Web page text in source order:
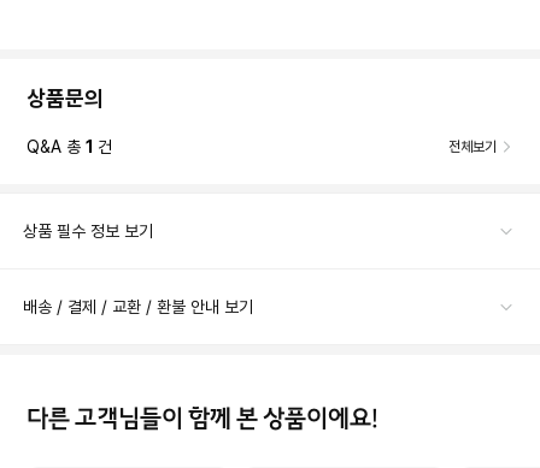
상품문의
Q&A 총 1 건 전체보기
상품 필수 정보 보기
배송 / 결제 / 교환 / 환불 안내 보기
다른 고객님들이 함께 본 상품이에요!